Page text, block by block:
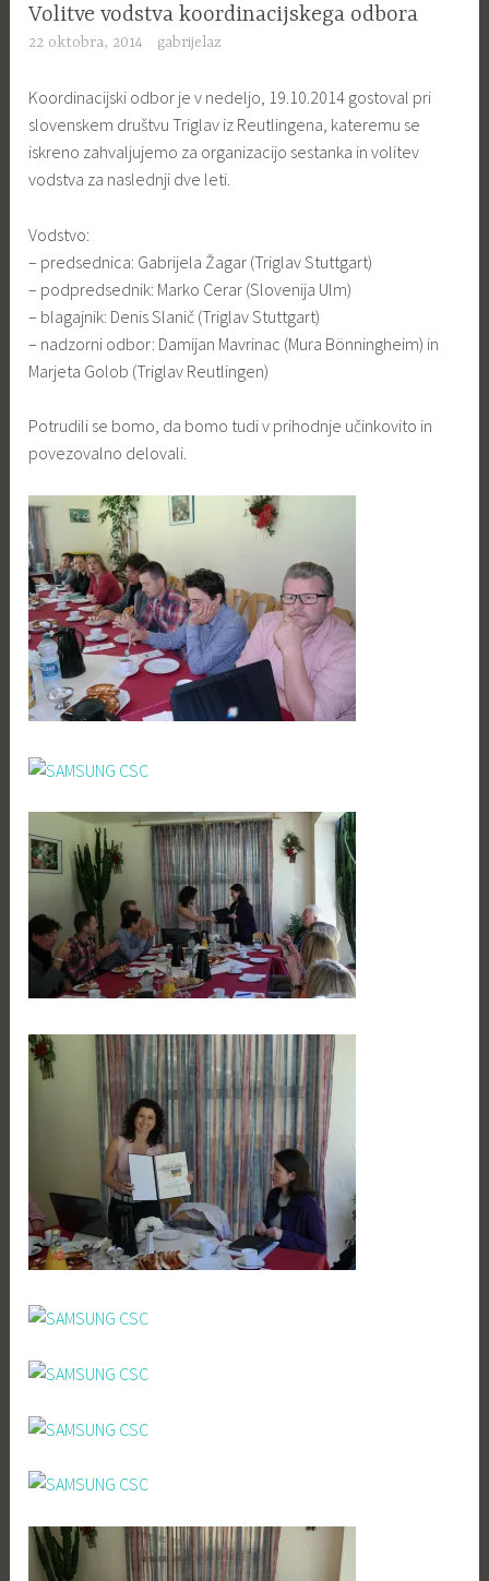
Volitve vodstva koordinacijskega odbora
22 oktobra, 2014 gabrijelaz
Koordinacijski odbor je v nedeljo, 19.10.2014 gostoval pri
slovenskem društvu Triglav iz Reutlingena, kateremu se
iskreno zahvaljujemo za organizacijo sestanka in volitev
vodstva za naslednji dve leti.
Vodstvo:
– predsednica: Gabrijela Žagar (Triglav Stuttgart)
– podpredsednik: Marko Cerar (Slovenija Ulm)
– blagajnik: Denis Slanič (Triglav Stuttgart)
– nadzorni odbor: Damijan Mavrinac (Mura Bönningheim) in
Marjeta Golob (Triglav Reutlingen)
Potrudili se bomo, da bomo tudi v prihodnje učinkovito in
povezovalno delovali.